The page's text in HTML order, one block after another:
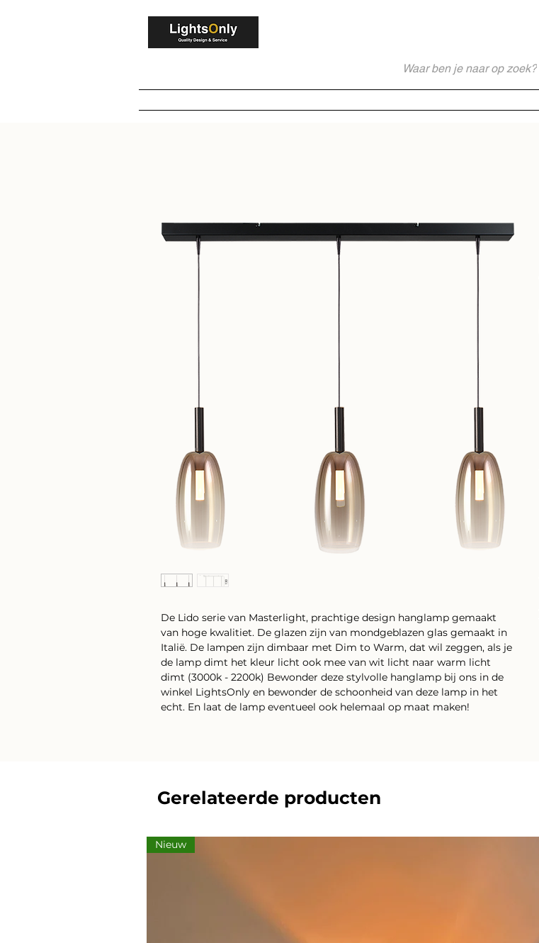
De Lido serie van Masterlight, prachtige design hanglamp gemaakt
van hoge kwalitiet. De glazen zijn van mondgeblazen glas gemaakt in
Italië. De lampen zijn dimbaar met Dim to Warm, dat wil zeggen, als je
de lamp dimt het kleur licht ook mee van wit licht naar warm licht
dimt (3000k - 2200k) Bewonder deze stylvolle hanglamp bij ons in de
winkel LightsOnly en bewonder de schoonheid van deze lamp in het
echt. En laat de lamp eventueel ook helemaal op maat maken!
Gerelateerde producten
Nieuw